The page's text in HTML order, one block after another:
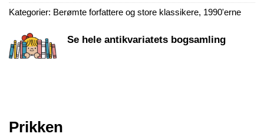
Kategorier: Berømte forfattere og store klassikere, 1990'erne
Se hele antikvariatets bogsamling
Prikken